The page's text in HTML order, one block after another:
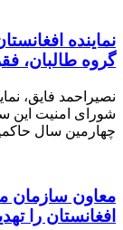
افغانستان
طالبان، فقر و
فایق، نماینده
امنیت این سازمان
سال حاکمیت
سازمان ملل:
را تهدید